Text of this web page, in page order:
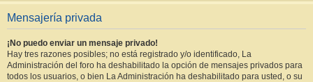
Mensajería privada
¡No puedo enviar un mensaje privado!
Hay tres razones posibles; no está registrado y/o identificado, La
Administración del foro ha deshabilitado la opción de mensajes privados para
todos los usuarios, o bien La Administración ha deshabilitado para usted, o su